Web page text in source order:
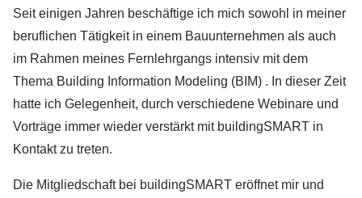
Seit einigen Jahren beschäftige ich mich sowohl in meiner
beruflichen Tätigkeit in einem Bauunternehmen als auch
im Rahmen meines Fernlehrgangs intensiv mit dem
Thema Building Information Modeling (BIM) . In dieser Zeit
hatte ich Gelegenheit, durch verschiedene Webinare und
Vorträge immer wieder verstärkt mit buildingSMART in
Kontakt zu treten.
Die Mitgliedschaft bei buildingSMART eröffnet mir und